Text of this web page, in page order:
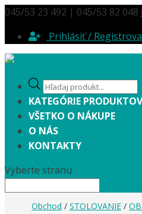
045/53 23 492 | 045/53 82 048
Prihlásiť /
Products
search
KATEGÓRIE PRODUKTOV
VŠETKO O NÁKUPE
O NÁS
KONTAKTY
Vyberte stranu
Obchod / STOLOVANIE /